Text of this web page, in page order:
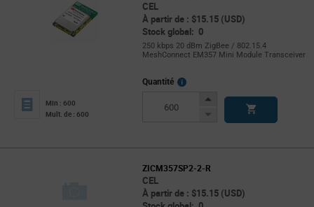
CEL
À partir de : $15.15 (USD)
Stock global: 0
250 kbps 20 dBm ZigBee / 802.15.4
MeshConnect EM357 Mini Module Transceiver
Min : 600
Mult. de : 600
Quantité
More
Increase
Decrease
ZICM357SP2-2-R
CEL
À partir de : $15.15 (USD)